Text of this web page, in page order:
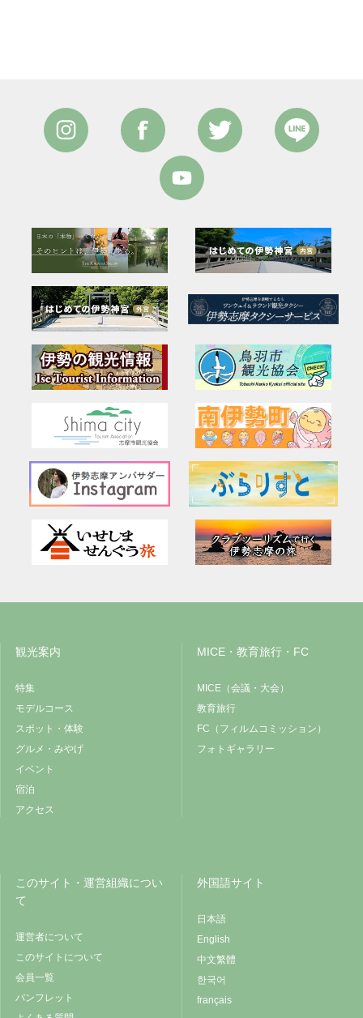
観光案内
特集
モデルコース
スポット・体験
グルメ・みやげ
イベント
宿泊
アクセス
MICE・教育旅行・FC
MICE（会議・大会）
教育旅行
FC（フィルムコミッション）
フォトギャラリー
このサイト・運営組織につい
て
運営者について
このサイトについて
会員一覧
パンフレット
外国語サイト
日本語
English
中文繁體
한국어
français